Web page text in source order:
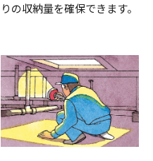
りの収納量を確保できます。